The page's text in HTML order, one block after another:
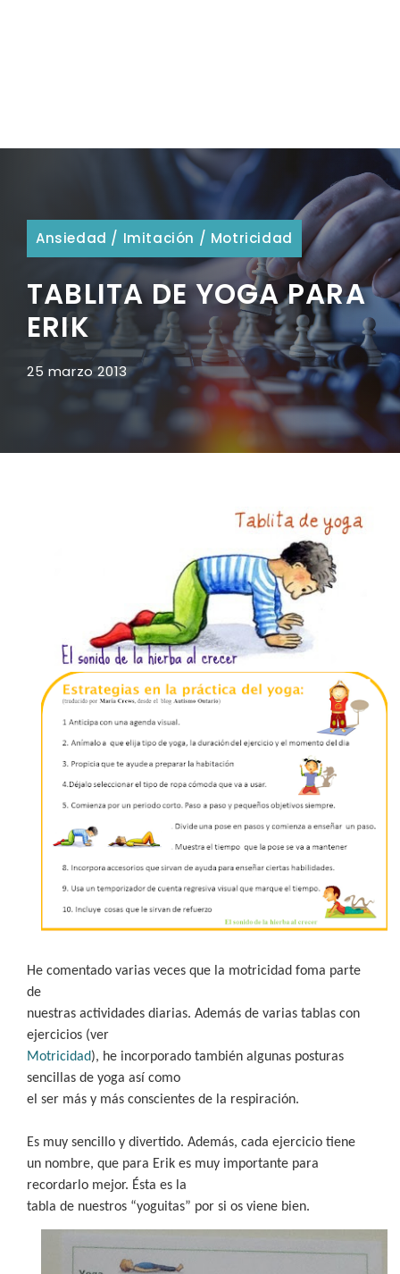
Ansiedad / Imitación / Motricidad
TABLITA DE YOGA PARA
ERIK
25 marzo 2013
He comentado varias veces que la motricidad foma parte
de
nuestras actividades diarias. Además de varias tablas con
ejercicios (ver
Motricidad), he incorporado también algunas posturas
sencillas de yoga así como
el ser más y más conscientes de la respiración.
Es muy sencillo y divertido. Además, cada ejercicio tiene
un nombre, que para Erik es muy importante para
recordarlo mejor. Ésta es la
tabla de nuestros “yoguitas” por si os viene bien.